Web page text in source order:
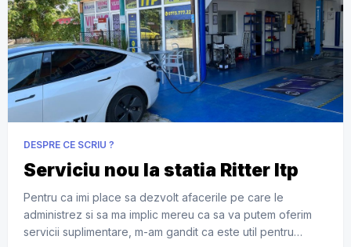
DESPRE CE SCRIU ?
Serviciu nou la statia Ritter Itp
Pentru ca imi place sa dezvolt afacerile pe care le
administrez si sa ma implic mereu ca sa va putem oferim
servicii suplimentare, m-am gandit ca este util pentru